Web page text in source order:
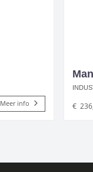
Meer info €